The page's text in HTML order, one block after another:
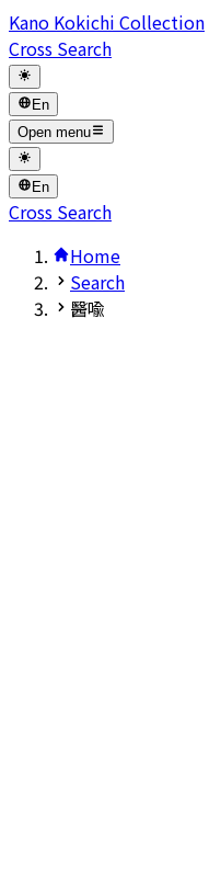
Kano Kokichi Collection
Cross Search
En
Open menu
En
Cross Search
Home
Search
醫喩